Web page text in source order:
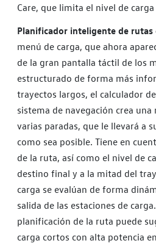
Care, que limita el nivel de carga
Planificador inteligente de rutas
menú de carga, que ahora
de la gran pantalla táctil de los
estructurado de forma más
trayectos largos, el calculador
sistema de navegación crea
varias paradas, que le llevará a
como sea posible. Tiene en
de la ruta, así como el nivel de
destino final y a la mitad del
carga se evalúan de forma
salida de las estaciones de
planificación de la ruta puede
carga cortos con alta potencia